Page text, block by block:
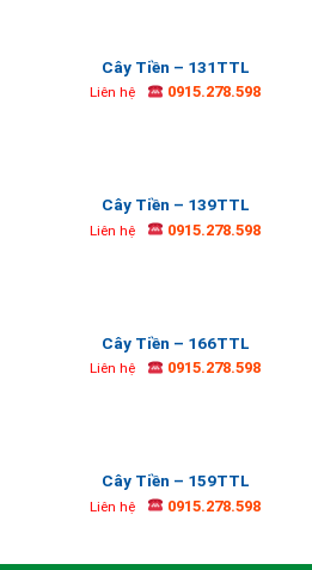
Cây Tiền – 131TTL
Liên hệ 0915.278.598
Cây Tiền – 139TTL
Liên hệ 0915.278.598
Cây Tiền – 166TTL
Liên hệ 0915.278.598
Cây Tiền – 159TTL
Liên hệ 0915.278.598